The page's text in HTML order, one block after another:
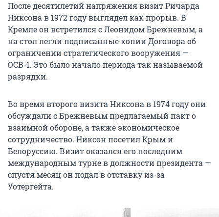
После десятилетий напряжения визит Ричарда
Никсона в 1972 году выглядел как прорыв. В
Кремле он встретился с Леонидом Брежневым, а
на стол легли подписанные копии Договора об
ограничении стратегического вооружения —
ОСВ-1. Это было начало периода так называемой
разрядки.
Во время второго визита Никсона в 1974 году они
обсуждали с Брежневым предлагаемый пакт о
взаимной обороне, а также экономическое
сотрудничество. Никсон посетил Крым и
Белоруссию. Визит оказался его последним
международным турне в должности президента —
спустя месяц он подал в отставку из-за
Уотергейта.